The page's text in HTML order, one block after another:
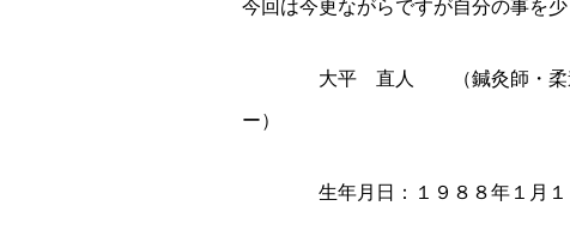
今回は今更ながらですが自分の事を
大平 直人 （鍼灸師・柔道整復
ー）
生年月日：１９８８年１月１